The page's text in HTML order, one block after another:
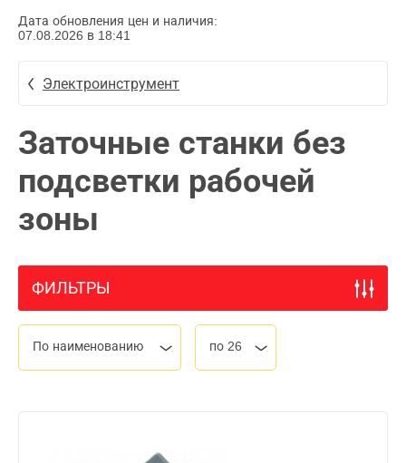
Дата обновления цен и наличия:
07.08.2026 в 18:41
Электроинструмент
Заточные станки без
подсветки рабочей
зоны
ФИЛЬТРЫ
По наименованию по 26